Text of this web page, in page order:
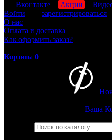
Вконтакте Акции
Войти
зарегистрироваться
О нас
Оплата и доставка
Как оформить заказ?
Корзина 0
Ваша